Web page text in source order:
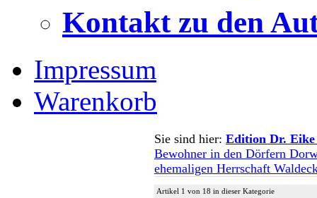
Kontakt zu den
Impressum
Warenkorb
Sie sind hier: Edition Dr. Eike
Bewohner in den Dörfern
ehemaligen Herrschaft
Artikel 1 von 18 in dieser Kategorie